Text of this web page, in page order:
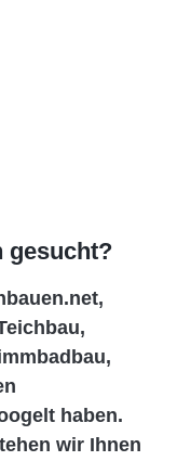
gesucht?
haben.
wir Ihnen